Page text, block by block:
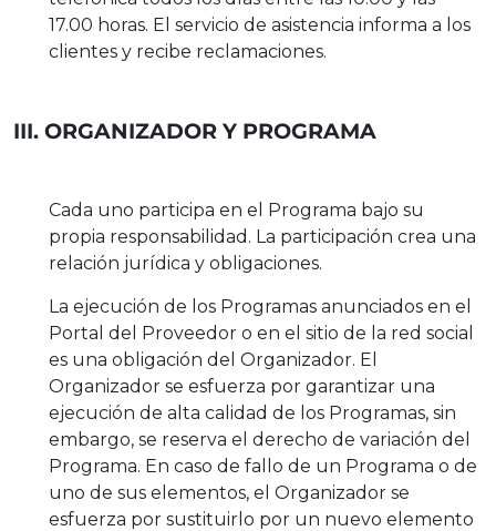
17.00 horas. El servicio de asistencia informa a los
clientes y recibe reclamaciones.
III. ORGANIZADOR Y PROGRAMA
Cada uno participa en el Programa bajo su
propia responsabilidad. La participación crea una
relación jurídica y obligaciones.
La ejecución de los Programas anunciados en el
Portal del Proveedor o en el sitio de la red social
es una obligación del Organizador. El
Organizador se esfuerza por garantizar una
ejecución de alta calidad de los Programas, sin
embargo, se reserva el derecho de variación del
Programa. En caso de fallo de un Programa o de
uno de sus elementos, el Organizador se
esfuerza por sustituirlo por un nuevo elemento